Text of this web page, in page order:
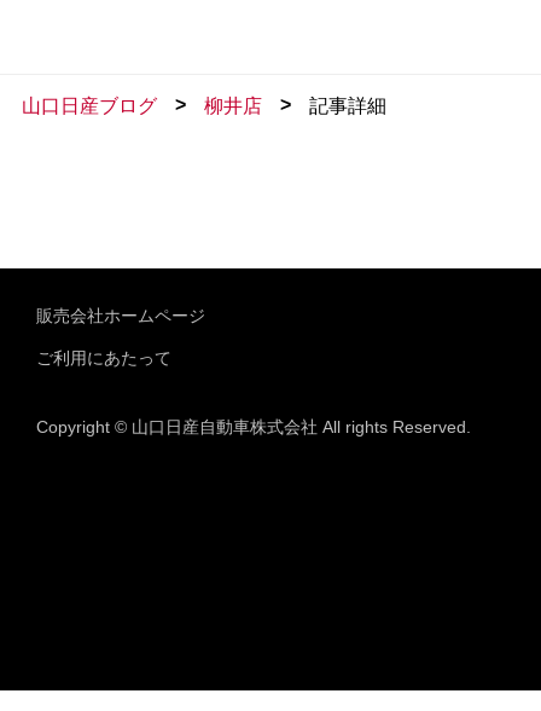
山口日産ブログ > 柳井店 > 記事詳細
販売会社ホームページ
ご利用にあたって
Copyright © 山口日産自動車株式会社 All rights Reserved.